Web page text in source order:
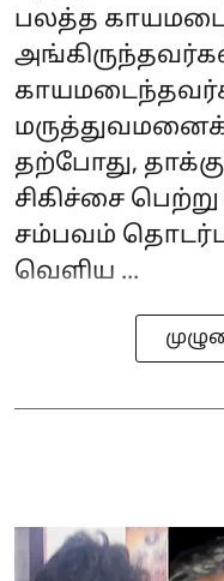
பலத்த
தற்போது,
சிகிச்சை
சம்பவம்
வெளிய ...